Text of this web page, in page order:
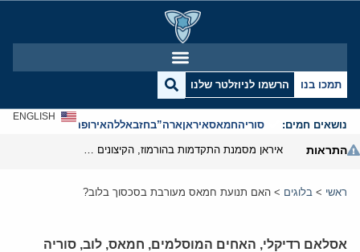
תמכו בנו הרשמו לניוזלטר שלנו
נושאים חמים: סוריהחמאסאיראןארה”בחזבאללהאירופהאנטישמיות
ENGLISH
התראות
ראשי > בלוגים > האם תנועת חמאס מעורבת בסכסוך בלוב?
אסלאם רדיקלי, האחים המוסלמים, חמאס, לוב, סוריה